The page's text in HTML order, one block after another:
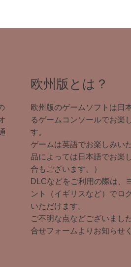
欧州版とは？
欧州版のゲームソフトは日
るゲームコンソールでお楽
す。
ゲームは英語でお楽しみい
品によっては日本語でお楽
合もございます。）
DLCなどをご利用の際は、
ント（イギリスなど）でロ
いただけます。
ご不明な点などございまし
合せフォームよりお知らせ